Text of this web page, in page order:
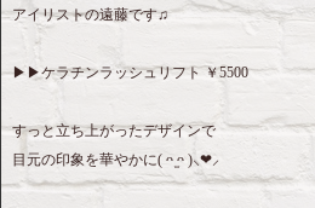
アイリストの遠藤です♫
▶︎▶︎ケラチンラッシュリフト ￥5500
すっと立ち上がったデザインで
目元の印象を華やかに( ᴖ ̫ᴖ )⸜❤︎⸝‍